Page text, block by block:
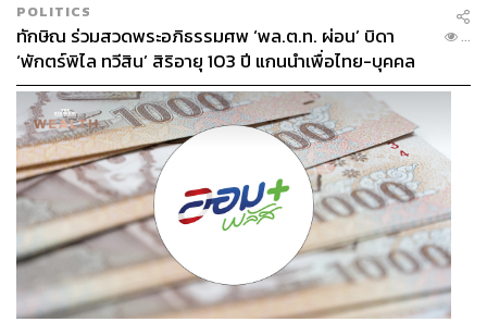
POLITICS
ทักษิณ ร่วมสวดพระอภิธรรมศพ ‘พล.ต.ท. ผ่อน’ บิดา
‘พักตร์พิไล ทวีสิน’ สิริอายุ 103 ปี แกนนำเพื่อไทย-บุคคล
หลากวงการร่วมอาลัย
...